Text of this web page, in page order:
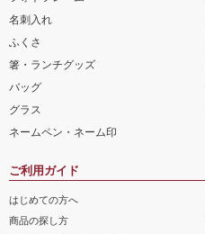
名刺入れ
ふくさ
箸・ランチグッズ
バッグ
グラス
ネームペン・ネーム印
ご利用ガイド
はじめての方へ
商品の探し方